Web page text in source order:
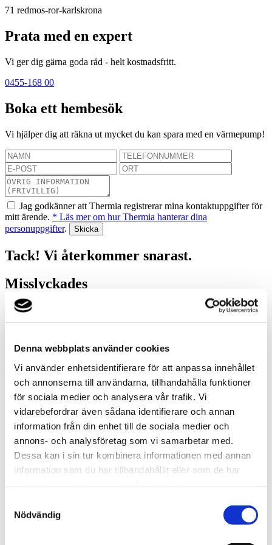
Denna webbplats använder cookies
Vi använder enhetsidentifierare för att anpassa innehållet
och annonserna till användarna, tillhandahålla funktioner
för sociala medier och analysera vår trafik. Vi
vidarebefordrar även sådana identifierare och annan
information från din enhet till de sociala medier och
annons- och analysföretag som vi samarbetar med.
Dessa kan i sin tur kombinera informationen med annan
information som du har tillhandahållit eller som de har
Nödvändig
71 redmos-ror-karlskrona
Prata med en expert
Vi ger dig gärna goda råd - helt kostnadsfritt.
0455-168 00
Boka ett hembesök
Vi hjälper dig att räkna ut mycket du kan spara med en värmepump!
Jag godkänner att Thermia registrerar mina kontaktuppgifter för
mitt ärende. * Läs mer om hur Thermia hanterar dina
personuppgifter.
Tack! Vi återkommer snarast.
Misslyckades
Ring oss
Prata med en expert
Begär offert
Kontakta mig
Boka hembesök
Ring oss
Prata med en expert
Begär offert
Kontakta mig
Ring oss